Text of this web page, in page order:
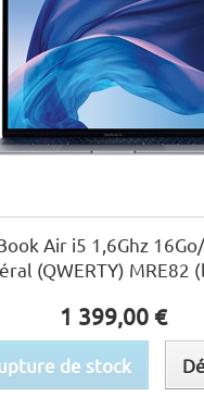
Air i5 1,6Ghz
(QWERTY) MRE82
1 399,00 €
de stock